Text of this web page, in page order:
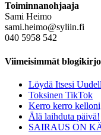
Toiminnanohjaaja
Sami Heimo
sami.heimo@syliin.fi
040 5958 542
Viimeisimmät
Löydä Itsesi
Toksinen TikTok
Kerro kerro
Älä laihduta päivä!
SAIRAUS ON